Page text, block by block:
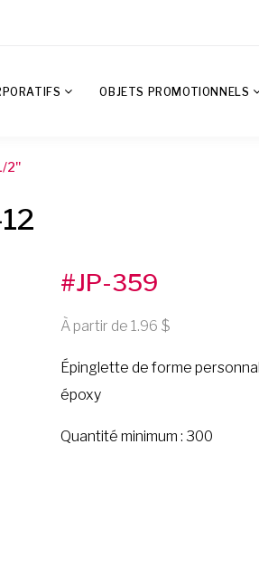
OBJETS PROMOTIONNELS
2''
#JP-359
À partir de 1.96
Épinglette de forme
époxy
Quantité minimum : 300